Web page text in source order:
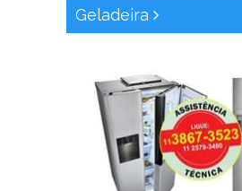
Geladeira